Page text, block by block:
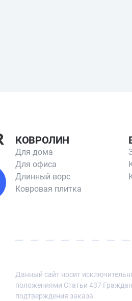
КОВРОЛИН
Для дома
Для офиса
Длинный ворс
Ковровая плитка
Данный сайт носит
положениями Статьи 437
подтверждения заказа.